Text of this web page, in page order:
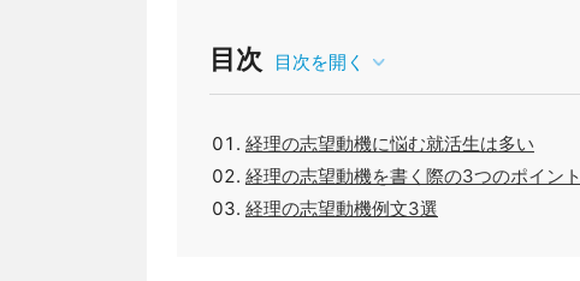
目次 目次を開く
経理の志望動機に悩む就活生は多い
経理の志望動機を書く際の3つのポイント
経理の志望動機例文3選